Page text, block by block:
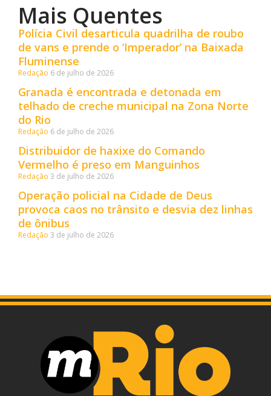
Mais Quentes
Polícia Civil desarticula quadrilha de roubo
de vans e prende o ‘Imperador’ na Baixada
Fluminense
Redação 6 de julho de 2026
Granada é encontrada e detonada em
telhado de creche municipal na Zona Norte
do Rio
Redação 6 de julho de 2026
Distribuidor de haxixe do Comando
Vermelho é preso em Manguinhos
Redação 3 de julho de 2026
Operação policial na Cidade de Deus
provoca caos no trânsito e desvia dez linhas
de ônibus
Redação 3 de julho de 2026